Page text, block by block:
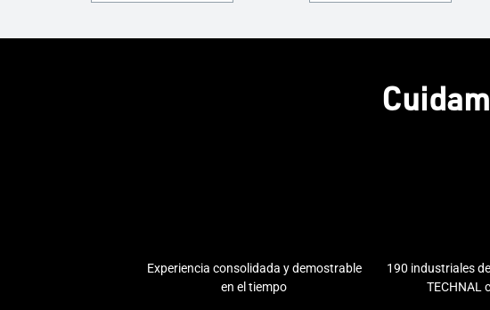
Experiencia consolidada y demostrable
en el tiempo
190 industriales
TECHNAL